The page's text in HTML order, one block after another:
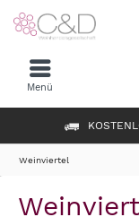
Menü
Weinviertel